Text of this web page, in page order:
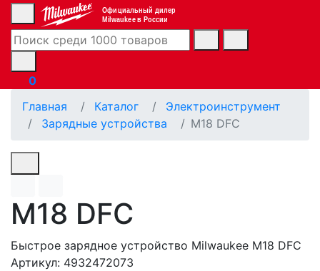
Официальный дилер
Milwaukee в России
0
Главная
Каталог
Электроинструмент
Зарядные устройства
M18 DFC
M18 DFC
Быстрое зарядное устройство Milwaukee M18 DFC
Артикул: 4932472073